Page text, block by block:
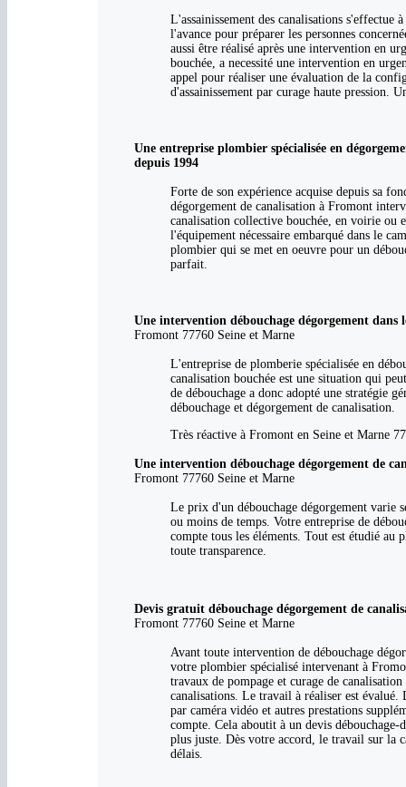
L'assainissement des canalisations
l'avance pour préparer les personnes
aussi être réalisé après une intervention en
bouchée, a necessité une intervention en
appel pour réaliser une évaluation de la
d'assainissement par curage haute pression.
Une entreprise plombier spécialisée en
depuis 1994
Forte de son expérience acquise depuis sa
dégorgement de canalisation à Fromont
canalisation collective bouchée, en voirie ou
l'équipement nécessaire embarqué dans le
plombier qui se met en oeuvre pour un
parfait.
Une intervention débouchage dégorgement dans
Fromont 77760 Seine et Marne
L'entreprise de plomberie spécialisée en
canalisation bouchée est une situation qui
de débouchage a donc adopté une stratégie
débouchage et dégorgement de canalisation.
Très réactive à Fromont en Seine et Marne
Une intervention débouchage dégorgement de
Fromont 77760 Seine et Marne
Le prix d'un débouchage dégorgement varie
ou moins de temps. Votre entreprise de
compte tous les éléments. Tout est étudié
toute transparence.
Devis gratuit débouchage dégorgement de
Fromont 77760 Seine et Marne
Avant toute intervention de débouchage
votre plombier spécialisé intervenant à
travaux de pompage et curage de
canalisations. Le travail à réaliser est évalué.
par caméra vidéo et autres prestations
compte. Cela aboutit à un devis
plus juste. Dès votre accord, le travail sur la
délais.